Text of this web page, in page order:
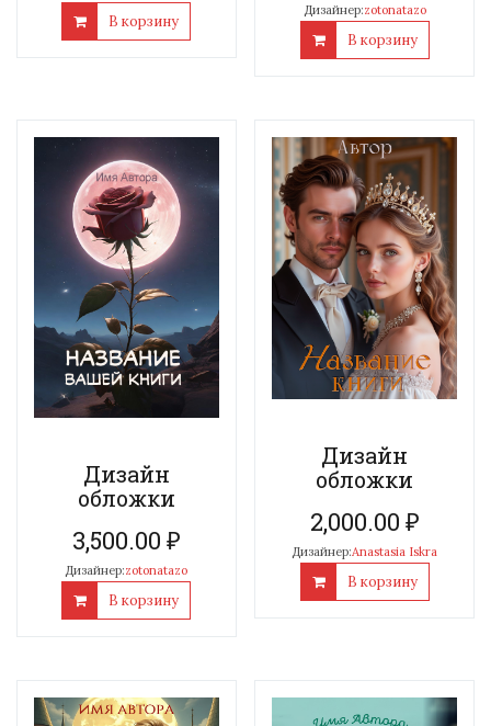
В корзину
Дизайнер:zotonatazo
В корзину
Дизайн
обложки
3,500.00 ₽
Дизайнер:zotonatazo
В корзину
Дизайн
обложки
2,000.00 ₽
Дизайнер:Anastasia Iskra
В корзину